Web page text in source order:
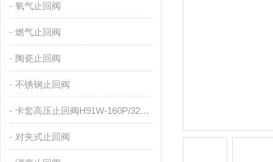
氧气止回阀
燃气止回阀
陶瓷止回阀
不锈钢止回阀
卡套高压止回阀H91W-160P/320P
对夹式止回阀